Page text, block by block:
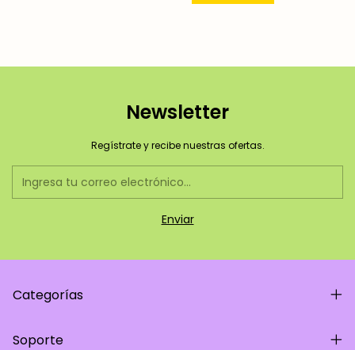
Newsletter
Regístrate y recibe nuestras ofertas.
Categorías
Soporte